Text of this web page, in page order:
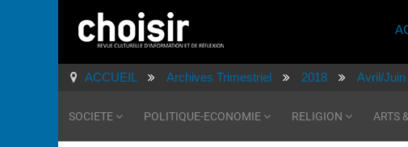
ACCUEIL Archives Trimestriel 2018 Avril/Juin
SOCIETE POLITIQUE-ECONOMIE RELIGION ARTS